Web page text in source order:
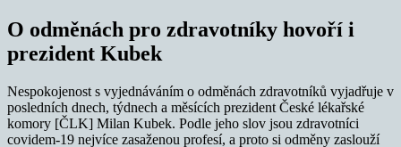
O odměnách pro zdravotníky hovoří i
prezident Kubek
Nespokojenost s vyjednáváním o odměnách zdravotníků vyjadřuje v
posledních dnech, týdnech a měsících prezident České lékařské
komory [ČLK] Milan Kubek. Podle jeho slov jsou zdravotníci
covidem-19 nejvíce zasaženou profesí, a proto si odměny zaslouží